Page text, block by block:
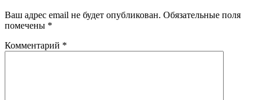
Ваш адрес email не будет опубликован. Обязательные поля
помечены *
Комментарий *